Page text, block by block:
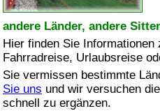
andere Länder, andere
Hier finden Sie
Fahrradreise, Urlaubsreise
Sie vermissen bestimmte
Sie uns und wir versuchen
schnell zu ergänzen.